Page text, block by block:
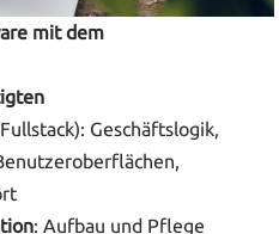
mit dem
Geschäftslogik,
: Aufbau und Pflege